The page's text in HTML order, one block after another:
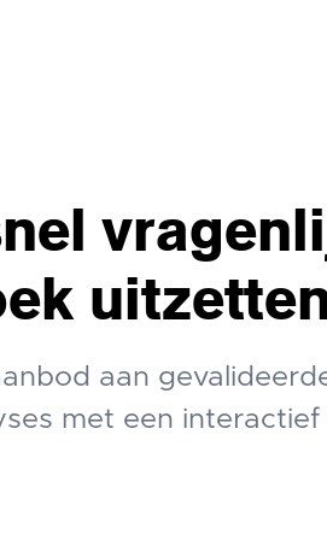
aan
met een